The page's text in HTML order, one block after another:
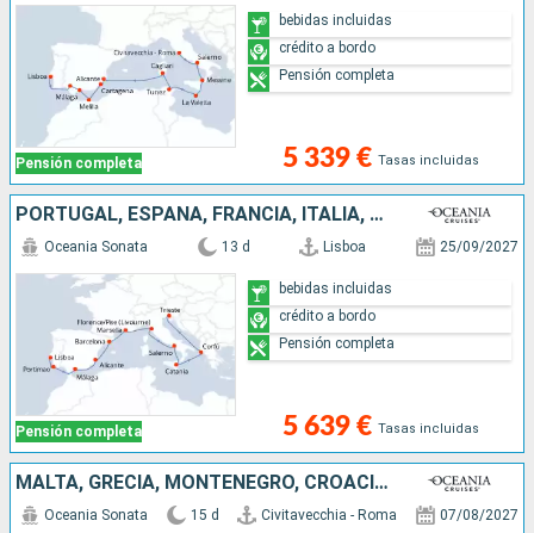
Pensión completa 5 339 € Tasas incluidas
bebidas incluidas
crédito a bordo
Pensión completa
PORTUGAL, ESPAÑA, FRANCIA, ITALIA, GRECIA
Pensión completa
Oceania Sonata 13 d Lisboa 25/09/2027
5 639 € Tasas incluidas
bebidas incluidas
crédito a bordo
Pensión completa
MALTA, GRECIA, MONTENEGRO, CROACIA, ITALIA
Oceania Sonata 15 d Civitavecchia - Roma 07/08/2027